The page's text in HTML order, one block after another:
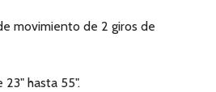
movimiento de 2 giros de
hasta 55".